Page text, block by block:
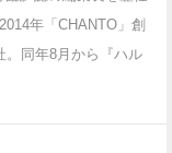
年「CHANTO」創
。同年8月から『ハル